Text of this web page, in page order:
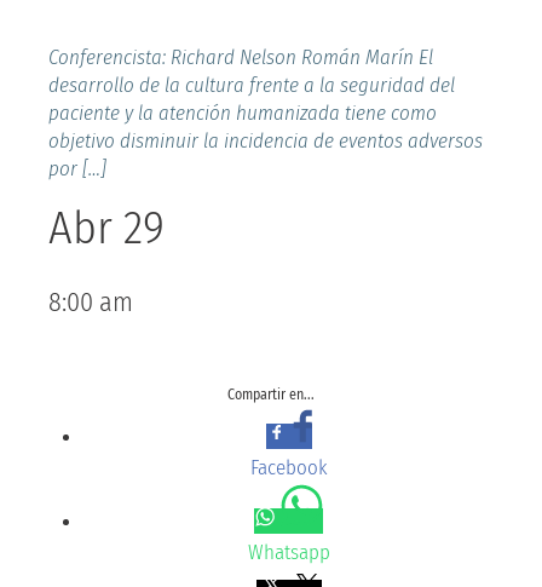
Conferencista: Richard Nelson Román Marín El
desarrollo de la cultura frente a la seguridad del
paciente y la atención humanizada tiene como
objetivo disminuir la incidencia de eventos adversos
por […]
Abr 29
8:00 am
Compartir en...
Facebook
Whatsapp